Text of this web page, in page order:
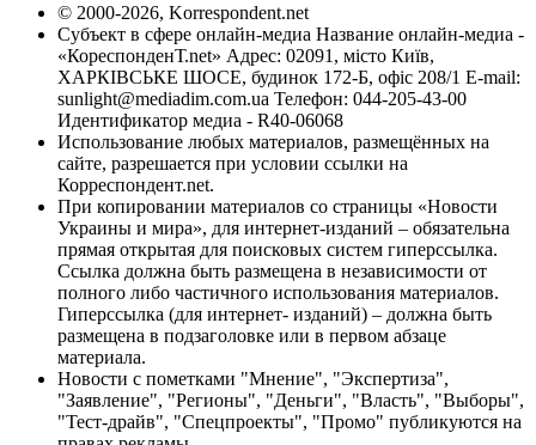
© 2000-2026, Korrespondent.net
Субъект в сфере онлайн-медиа Название онлайн-медиа -
«КореспонденТ.net» Адрес: 02091, місто Київ,
ХАРКІВСЬКЕ ШОСЕ, будинок 172-Б, офіс 208/1 E-mail:
sunlight@mediadim.com.ua Телефон: 044-205-43-00
Идентификатор медиа - R40-06068
Использование любых материалов, размещённых на
сайте, разрешается при условии ссылки на
Корреспондент.net.
При копировании материалов со страницы «Новости
Украины и мира», для интернет-изданий – обязательна
прямая открытая для поисковых систем гиперссылка.
Ссылка должна быть размещена в независимости от
полного либо частичного использования материалов.
Гиперссылка (для интернет- изданий) – должна быть
размещена в подзаголовке или в первом абзаце
материала.
Новости с пометками "Мнение", "Экспертиза",
"Заявление", "Регионы", "Деньги", "Власть", "Выборы",
"Тест-драйв", "Спецпроекты", "Промо" публикуются на